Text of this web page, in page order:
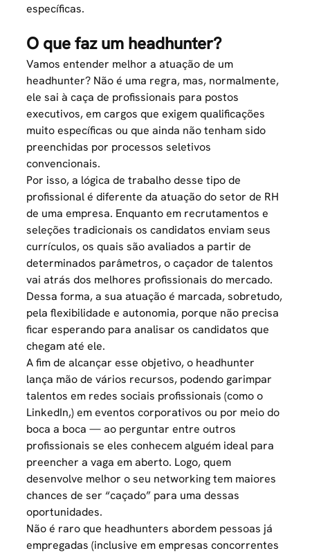
específicas.
O que faz um headhunter?
Vamos entender melhor a atuação de um
headhunter? Não é uma regra, mas, normalmente,
ele sai à caça de profissionais para postos
executivos, em cargos que exigem qualificações
muito específicas ou que ainda não tenham sido
preenchidas por processos seletivos
convencionais.
Por isso, a lógica de trabalho desse tipo de
profissional é diferente da atuação do setor de RH
de uma empresa. Enquanto em recrutamentos e
seleções tradicionais os candidatos enviam seus
currículos, os quais são avaliados a partir de
determinados parâmetros, o caçador de talentos
vai atrás dos melhores profissionais do mercado.
Dessa forma, a sua atuação é marcada, sobretudo,
pela flexibilidade e autonomia, porque não precisa
ficar esperando para analisar os candidatos que
chegam até ele.
A fim de alcançar esse objetivo, o headhunter
lança mão de vários recursos, podendo garimpar
talentos em redes sociais profissionais (como o
LinkedIn,) em eventos corporativos ou por meio do
boca a boca — ao perguntar entre outros
profissionais se eles conhecem alguém ideal para
preencher a vaga em aberto. Logo, quem
desenvolve melhor o seu networking tem maiores
chances de ser “caçado” para uma dessas
oportunidades.
Não é raro que headhunters abordem pessoas já
empregadas (inclusive em empresas concorrentes